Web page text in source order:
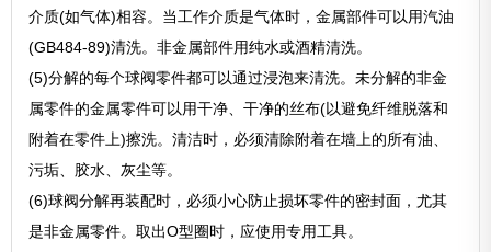
介质(如气体)相容。当工作介质是气体时，金属部件可以用汽油
(GB484-89)清洗。非金属部件用纯水或酒精清洗。
(5)分解的每个球阀零件都可以通过浸泡来清洗。未分解的非金
属零件的金属零件可以用干净、干净的丝布(以避免纤维脱落和
附着在零件上)擦洗。清洁时，必须清除附着在墙上的所有油、
污垢、胶水、灰尘等。
(6)球阀分解再装配时，必须小心防止损坏零件的密封面，尤其
是非金属零件。取出O型圈时，应使用专用工具。